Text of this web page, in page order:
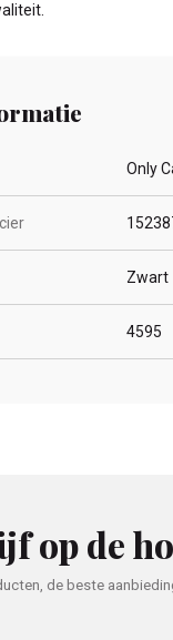
Only
Zwart
4595
op de
de beste